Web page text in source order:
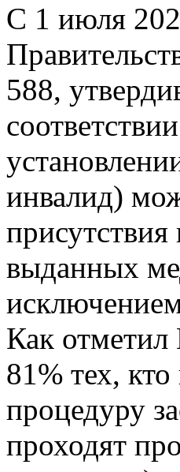
С 1 июля
588,
инвалид)
выданных
Как отметил
81% тех,
процедуру
проходят